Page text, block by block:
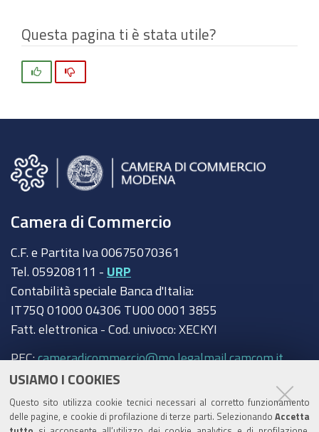
USIAMO I COOKIES
Questo sito utilizza cookie tecnici necessari al corretto funzionamento
delle pagine, e cookie di profilazione di terze parti. Selezionando Accetta
Questa pagina ti è stata utile?
Camera di Commercio
C.F. e Partita Iva 00675070361
Tel. 059208111 - URP
Contabilità speciale Banca d'Italia:
IT75Q 01000 04306 TU00 0001 3855
Fatt. elettronica - Cod. univoco: XECKYI
PEC:cameradicommercio@mo.legalmail.camcom.it
Trasparenza
Amministrazione trasparente